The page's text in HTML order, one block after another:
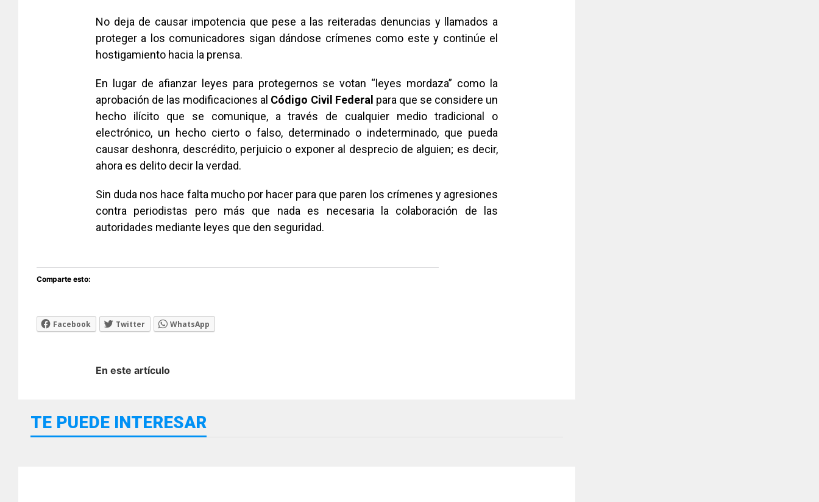
No deja de causar impotencia que pese a las reiteradas denuncias y llamados a
proteger a los comunicadores sigan dándose crímenes como este y continúe el
hostigamiento hacia la prensa.
En lugar de afianzar leyes para protegernos se votan “leyes mordaza” como la
aprobación de las modificaciones al Código Civil Federal para que se considere un
hecho ilícito que se comunique, a través de cualquier medio tradicional o
electrónico, un hecho cierto o falso, determinado o indeterminado, que pueda
causar deshonra, descrédito, perjuicio o exponer al desprecio de alguien; es decir,
ahora es delito decir la verdad.
Sin duda nos hace falta mucho por hacer para que paren los crímenes y agresiones
contra periodistas pero más que nada es necesaria la colaboración de las
autoridades mediante leyes que den seguridad.
Comparte esto:
Facebook Twitter WhatsApp
En este artículo
TE PUEDE INTERESAR